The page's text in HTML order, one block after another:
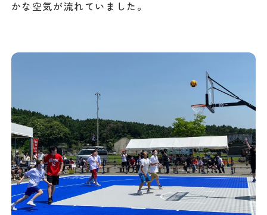
かな空気が流れていました。